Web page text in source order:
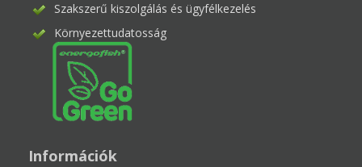
Szakszerű kiszolgálás és ügyfélkezelés
Környezettudatosság
Információk